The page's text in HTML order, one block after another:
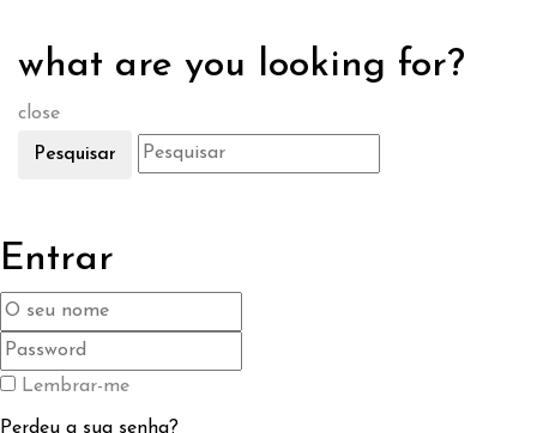
what are you looking for?
close
Pesquisar
Entrar
Lembrar-me
Perdeu a sua senha?